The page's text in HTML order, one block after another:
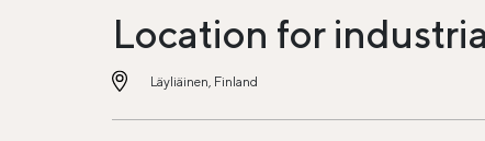
Location for
Läyliäinen, Finland